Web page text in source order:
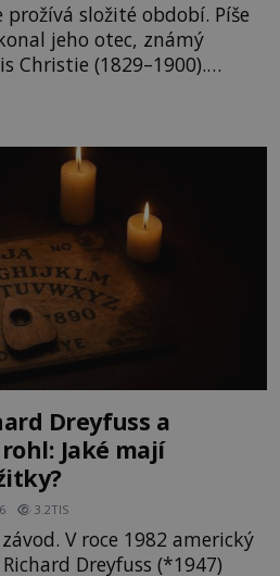
prožívá složité období. Píše
jeho otec, známý
Christie (1829–1900).
ohromným
by jen tak někoho
Dreyfuss a
Jaké mají
3.2TIS
V roce 1982 americký
Dreyfuss (*1947)